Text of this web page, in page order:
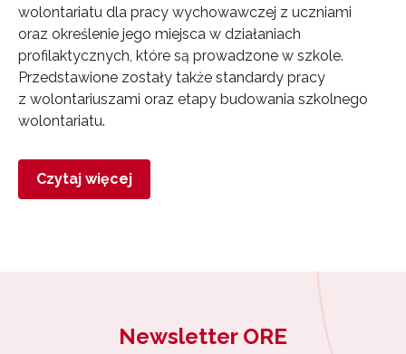
wolontariatu dla pracy wychowawczej z uczniami
oraz określenie jego miejsca w działaniach
profilaktycznych, które są prowadzone w szkole.
Przedstawione zostały także standardy pracy
z wolontariuszami oraz etapy budowania szkolnego
wolontariatu.
Czytaj więcej
Newsletter ORE